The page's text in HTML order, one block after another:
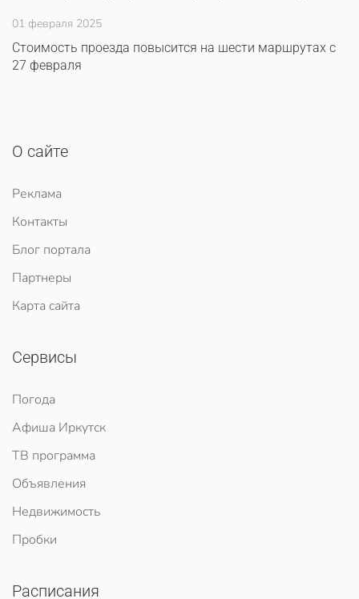
01 февраля 2025
Стоимость проезда повысится на шести маршрутах с
27 февраля
О сайте
Реклама
Контакты
Блог портала
Партнеры
Карта сайта
Сервисы
Погода
Афиша Иркутск
ТВ программа
Объявления
Недвижимость
Пробки
Расписания